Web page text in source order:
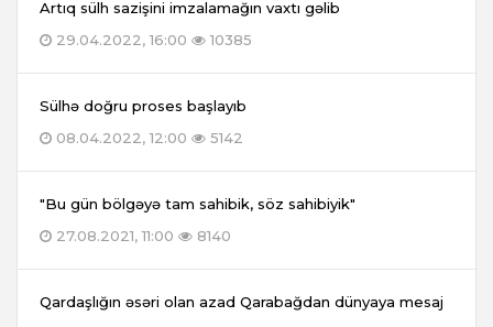
Artıq sülh sazişini imzalamağın vaxtı gəlib
29.04.2022, 16:00
10385
Sülhə doğru proses başlayıb
08.04.2022, 12:00
5142
"Bu gün bölgəyə tam sahibik, söz sahibiyik"
27.08.2021, 11:00
8140
Qardaşlığın əsəri olan azad Qarabağdan dünyaya mesaj